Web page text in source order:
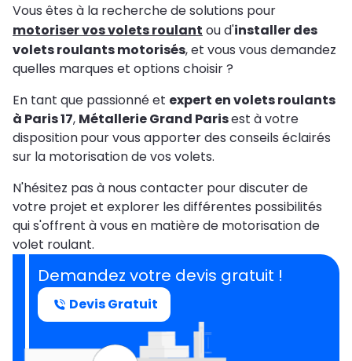
Vous êtes à la recherche de solutions pour
motoriser vos volets roulant ou d'installer des
volets roulants motorisés, et vous vous demandez
quelles marques et options choisir ?
En tant que passionné et expert en volets roulants
à Paris 17, Métallerie Grand Parisest à votre
dispositionpour vous apporter des conseils éclairés
sur la motorisation de vos volets.
N'hésitez pas à nous contacter pour discuter de
votre projet et explorer les différentes possibilités
qui s'offrent à vous en matière de motorisation de
volet roulant.
Demandez votre devis gratuit !
Devis Gratuit